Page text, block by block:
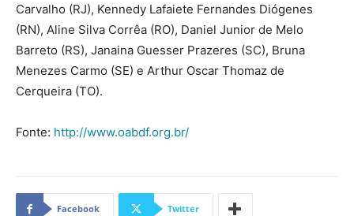
Carvalho (RJ), Kennedy Lafaiete Fernandes Diógenes
(RN), Aline Silva Corrêa (RO), Daniel Junior de Melo
Barreto (RS), Janaina Guesser Prazeres (SC), Bruna
Menezes Carmo (SE) e Arthur Oscar Thomaz de
Cerqueira (TO).
Fonte: http://www.oabdf.org.br/
Facebook Twitter